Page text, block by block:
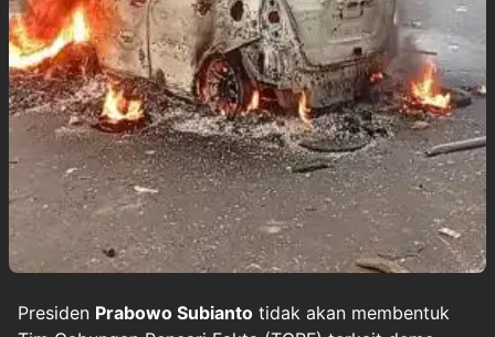
Presiden Prabowo Subianto tidak akan membentuk